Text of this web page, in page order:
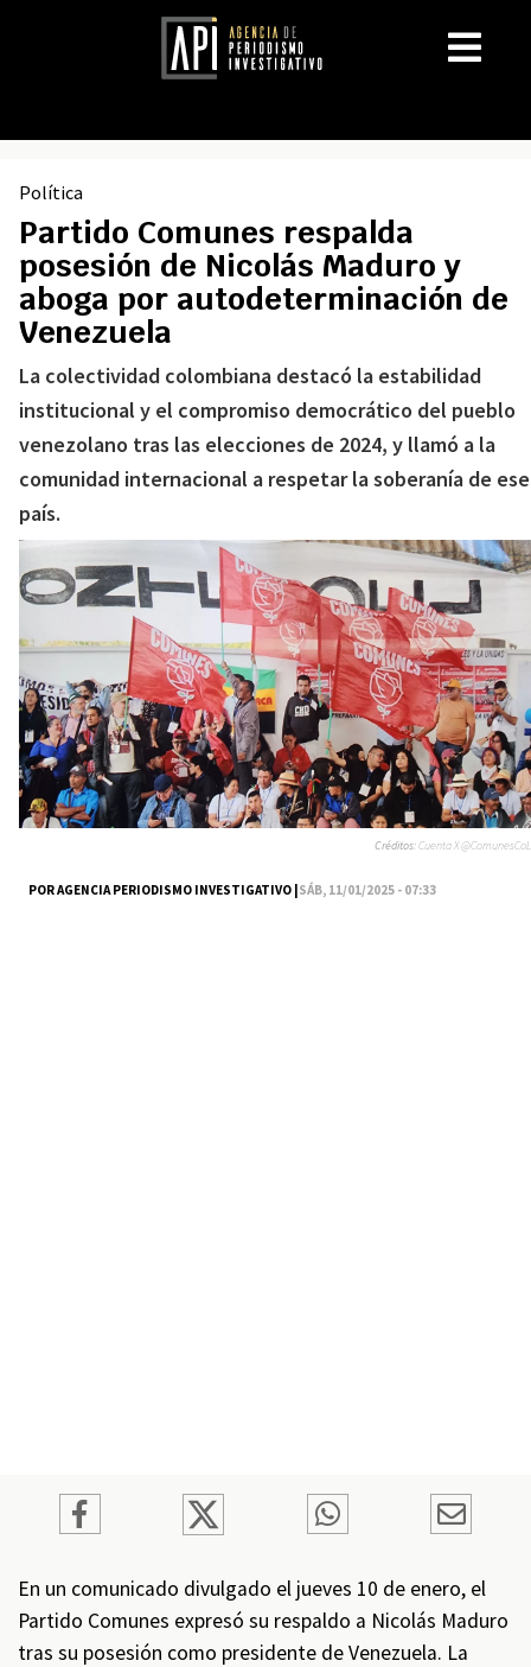
Política
Partido Comunes respalda
posesión de Nicolás Maduro y
aboga por autodeterminación de
Venezuela
La colectividad colombiana destacó la estabilidad
institucional y el compromiso democrático del pueblo
venezolano tras las elecciones de 2024, y llamó a la
comunidad internacional a respetar la soberanía de ese
país.
POR AGENCIA PERIODISMO INVESTIGATIVO |SÁB, 11/01/2025 - 07:33
Créditos:Cuenta X @ComunesCoL
En un comunicado divulgado el jueves 10 de enero, el
Partido Comunes expresó su respaldo a Nicolás Maduro
tras su posesión como presidente de Venezuela. La